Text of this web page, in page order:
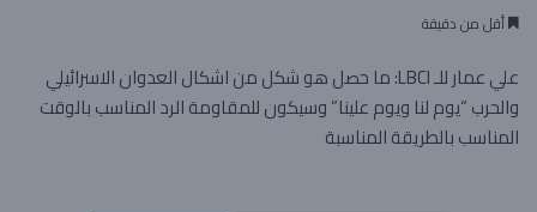
أقل من دقيقة
علي عمار للـ LBCI: ما حصل هو شكل من اشكال العدوان الاسرائيلي
والحرب “يوم لنا ويوم علينا” وسيكون للمقاومة الرد المناسب بالوقت
المناسب بالطريقة المناسبة